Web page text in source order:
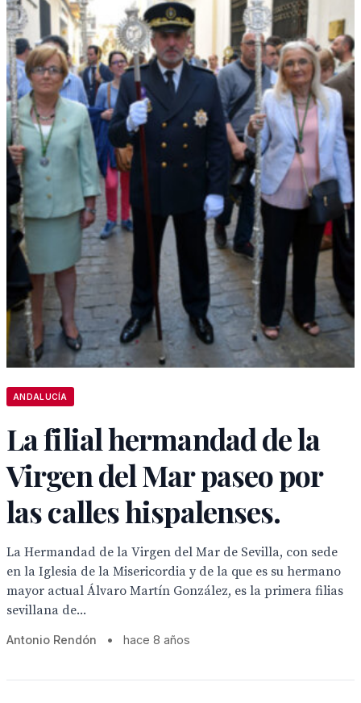
ANDALUCÍA
La filial hermandad de la
Virgen del Mar paseo por
las calles hispalenses.
La Hermandad de la Virgen del Mar de Sevilla, con sede
en la Iglesia de la Misericordia y de la que es su hermano
mayor actual Álvaro Martín González, es la primera filias
sevillana de...
Antonio Rendón • hace 8 años